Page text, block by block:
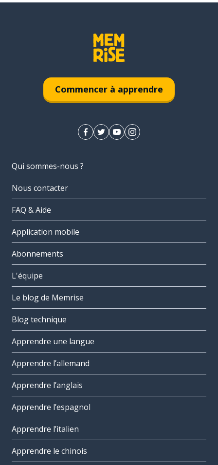
Commencer à apprendre
Qui sommes-nous ?
Nous contacter
FAQ & Aide
Application mobile
Abonnements
L'équipe
Le blog de Memrise
Blog technique
Apprendre une langue
Apprendre l’allemand
Apprendre l’anglais
Apprendre l’espagnol
Apprendre l’italien
Apprendre le chinois